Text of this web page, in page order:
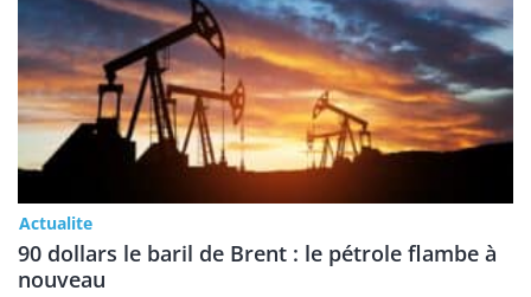
Actualite
90 dollars le baril de Brent : le pétrole flambe à
nouveau